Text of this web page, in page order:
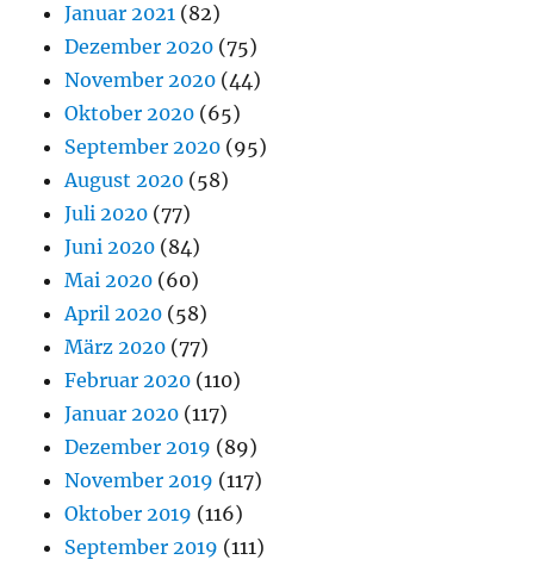
Januar 2021 (82)
Dezember 2020 (75)
November 2020 (44)
Oktober 2020 (65)
September 2020 (95)
August 2020 (58)
Juli 2020 (77)
Juni 2020 (84)
Mai 2020 (60)
April 2020 (58)
März 2020 (77)
Februar 2020 (110)
Januar 2020 (117)
Dezember 2019 (89)
November 2019 (117)
Oktober 2019 (116)
September 2019 (111)